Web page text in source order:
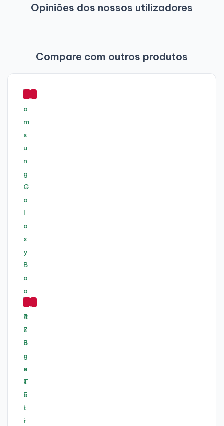
Em muito boas condições
Opiniões dos nossos utilizadores
Compare com outros produtos
2
-
6